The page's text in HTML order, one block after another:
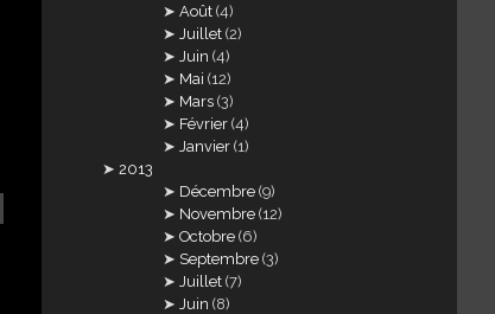
Août (4)
Juillet (2)
Juin (4)
Mai (12)
Mars (3)
Février (4)
Janvier (1)
2013
Décembre (9)
Novembre (12)
Octobre (6)
Septembre (3)
Juillet (7)
Juin (8)